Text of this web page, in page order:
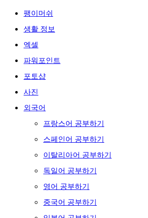
팽이머쉬
생활 정보
엑셀
파워포인트
포토샵
사진
외국어
프랑스어 공부하기
스페인어 공부하기
이탈리아어 공부하기
독일어 공부하기
영어 공부하기
중국어 공부하기